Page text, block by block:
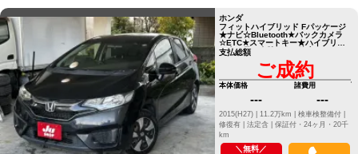
ホンダ
フィットハイブリッド Fパッケージ
★ナビ☆Bluetooth★バックカメラ
☆ETC★スマートキー★ハイブリッ
ド車☆早い者勝ち★ ●他店にてロー
ンNGだったお客様でもお気軽にご
相談ください●LINE ID[@805icatl]
支払総額
ご成約
本体価格
---
諸費用
---
2015(H27) | 11.2万km |
検車検整備付 |
修復有 | 法定含 | 保証付・24ヶ月・20千
km
＼無料／